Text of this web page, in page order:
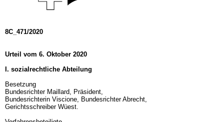
8C_471/2020
Urteil vom 6. Oktober 2020
I. sozialrechtliche Abteilung
Besetzung
Bundesrichter Maillard, Präsident,
Bundesrichterin Viscione, Bundesrichter Abrecht,
Gerichtsschreiber Wüest.